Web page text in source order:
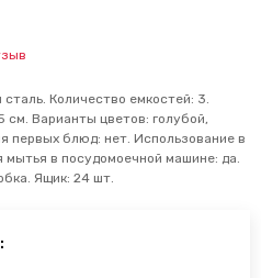
Количество емкостей: 3.
см. Варианты цветов: голубой,
первых блюд: нет. Использование в
мытья в посудомоечной машине: да.
Ящик: 24 шт.